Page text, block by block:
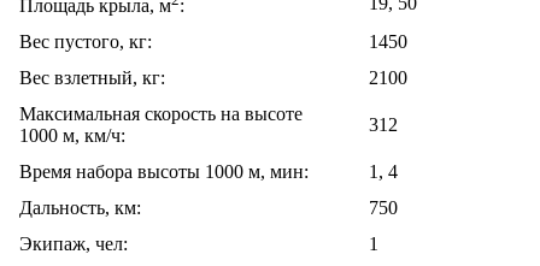
Площадь крыла, м :
Вес пустого, кг:
1450
Вес взлетный, кг:
2100
Максимальная скорость на высоте
1000 м, км/ч:
312
Время набора высоты 1000 м, мин:
1, 4
Дальность, км:
750
Экипаж, чел:
1